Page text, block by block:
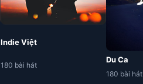
Indie Việt
180 bài hát
Du Ca
180 bài hát